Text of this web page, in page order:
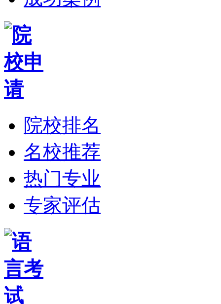
院校排名
名校推荐
热门专业
专家评估